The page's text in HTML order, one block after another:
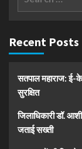
Recent Posts
सतपाल महाराज: ई-
सुरक्षित
जिलाधिकारी डॉ.
जताई सख्ती